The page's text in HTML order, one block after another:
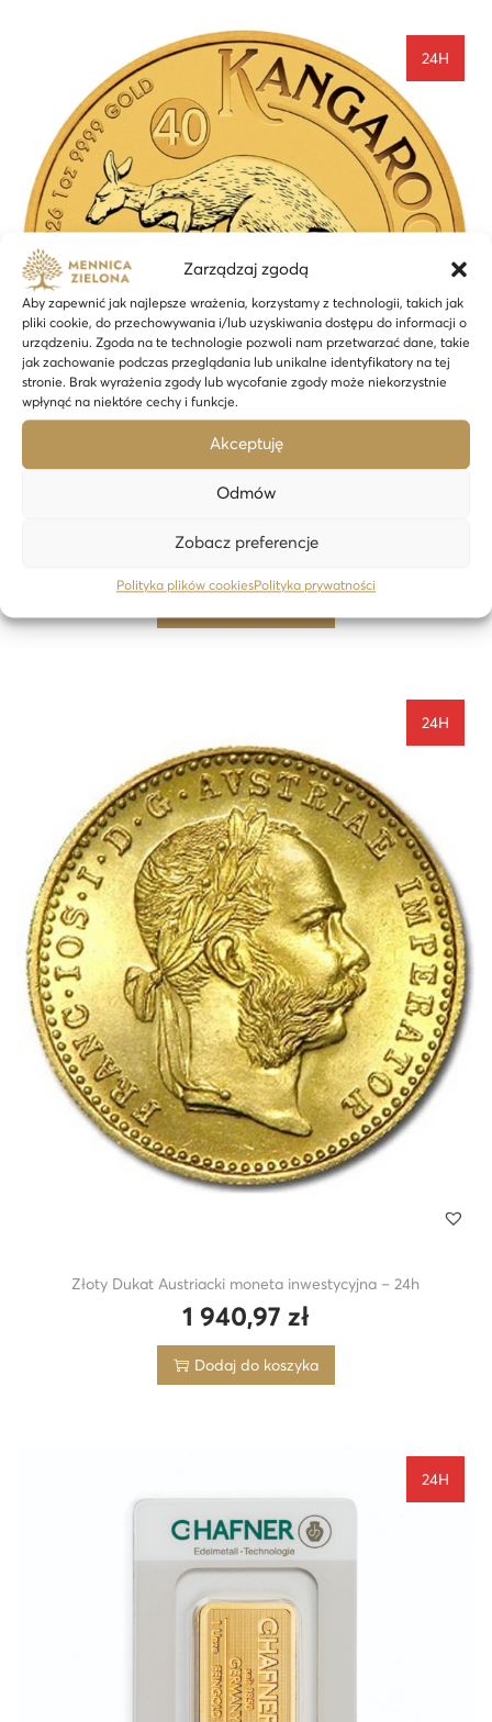
Zarządzaj zgodą
Aby zapewnić jak najlepsze wrażenia, korzystamy z technologii, takich jak
pliki cookie, do przechowywania i/lub uzyskiwania dostępu do informacji o
urządzeniu. Zgoda na te technologie pozwoli nam przetwarzać dane, takie
jak zachowanie podczas przeglądania lub unikalne identyfikatory na tej
stronie. Brak wyrażenia zgody lub wycofanie zgody może niekorzystnie
wpłynąć na niektóre cechy i funkcje.
Akceptuję
Odmów
Zobacz preferencje
Polityka plików cookiesPolityka prywatności
16 562,98 zł
24H
Złoty Dukat Austriacki moneta inwestycyjna – 24h
1 940,97 zł
24H
Dodaj do koszyka
24H